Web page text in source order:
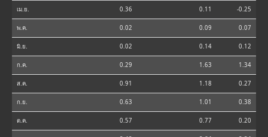
เม.ย. 0.36 0.11 -0.25
พ.ค. 0.02 0.09 0.07
มิ.ย. 0.02 0.14 0.12
ก.ค. 0.29 1.63 1.34
ส.ค. 0.91 1.18 0.27
ก.ย. 0.63 1.01 0.38
ต.ค. 0.57 0.77 0.20